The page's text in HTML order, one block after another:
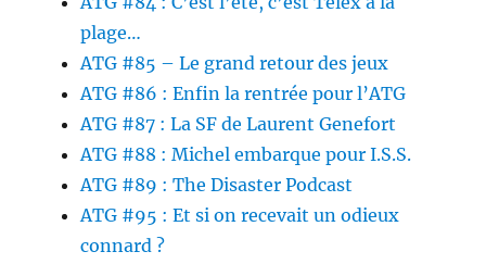
plage…
ATG #85 – Le grand retour des jeux
ATG #86 : Enfin la rentrée pour l’ATG
ATG #87 : La SF de Laurent Genefort
ATG #88 : Michel embarque pour I.S.S.
ATG #89 : The Disaster Podcast
ATG #95 : Et si on recevait un odieux
connard ?